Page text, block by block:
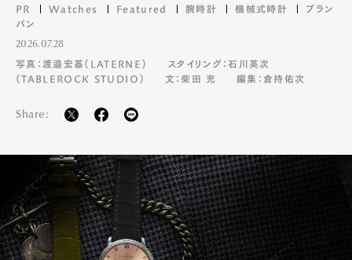
ProductCultureLifestyle
PR Watches Featured 腕時計 機械式時計
ブラン
パン
2026.07.28
写真：渡邉宏基（LATERNE）
スタイリング：石川英次
（TABLEROCK STUDIO）
文：柴田 充 編集：倉持佑次
Share: